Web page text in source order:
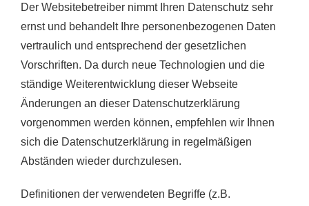
Der Websitebetreiber nimmt Ihren Datenschutz sehr
ernst und behandelt Ihre personenbezogenen Daten
vertraulich und entsprechend der gesetzlichen
Vorschriften. Da durch neue Technologien und die
ständige Weiterentwicklung dieser Webseite
Änderungen an dieser Datenschutzerklärung
vorgenommen werden können, empfehlen wir Ihnen
sich die Datenschutzerklärung in regelmäßigen
Abständen wieder durchzulesen.
Definitionen der verwendeten Begriffe (z.B.